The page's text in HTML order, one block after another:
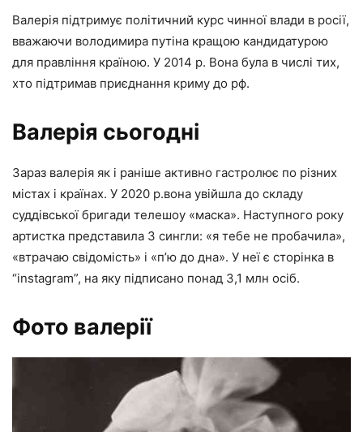
Валерія підтримує політичний курс чинної влади в росії,
вважаючи володимира путіна кращою кандидатурою
для правління країною. У 2014 р. Вона була в числі тих,
хто підтримав приєднання криму до рф.
Валерія сьогодні
Зараз валерія як і раніше активно гастролює по різних
містах і країнах. У 2020 р.вона увійшла до складу
суддівської бригади телешоу «маска». Наступного року
артистка представила 3 сингли: «я тебе не пробачила»,
«втрачаю свідомість» і «п’ю до дна». У неї є сторінка в
“instagram”, на яку підписано понад 3,1 млн осіб.
Фото валерії